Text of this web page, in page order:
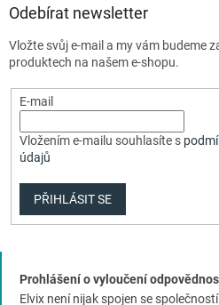
Odebírat newsletter
Vložte svůj e-mail a my vám budeme
produktech na našem e-shopu.
E-mail
Vložením e-mailu souhlasíte s
údajů
PŘIHLÁSIT SE
Prohlášení o vyloučení
Elvix není nijak spojen se